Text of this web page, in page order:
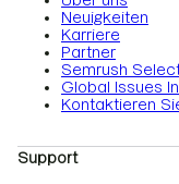
Neuigkeiten
Karriere
Partner
Semrush
Global Issues
Kontaktieren
Support